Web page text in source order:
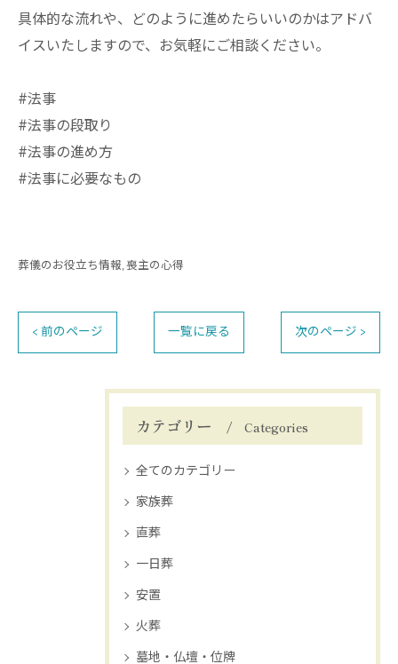
具体的な流れや、どのように進めたらいいのかはアドバ
イスいたしますので、お気軽にご相談ください。
#法事
#法事の段取り
#法事の進め方
#法事に必要なもの
葬儀のお役立ち情報 喪主の心得
< 前のページ 一覧に戻る 次のページ >
カテゴリー Categories
全てのカテゴリー
家族葬
直葬
一日葬
安置
火葬
墓地・仏壇・位牌